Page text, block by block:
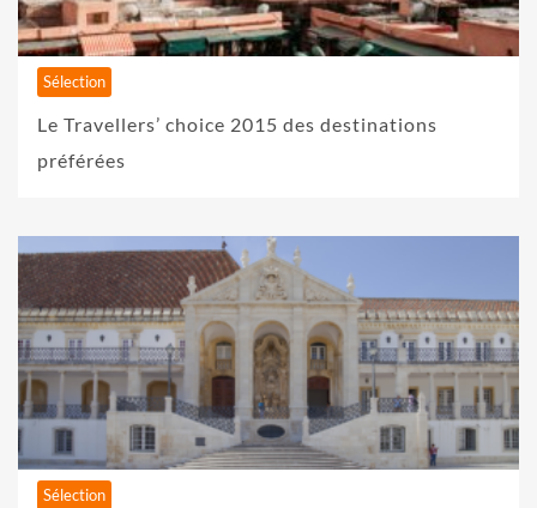
Sélection
Le Travellers’ choice 2015 des destinations
préférées
Sélection